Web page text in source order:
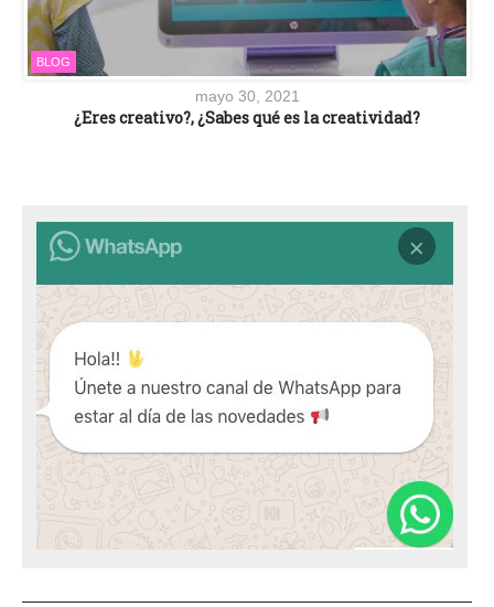
BLOG
mayo 30, 2021
¿Eres creativo?, ¿Sabes qué es la creatividad?